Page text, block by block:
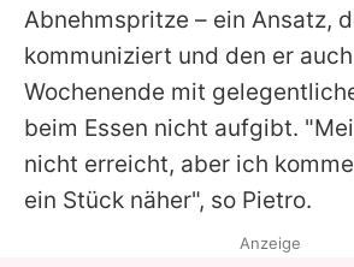
Abnehmspritze – ein Ansatz,
kommuniziert und den er
Wochenende mit
beim Essen nicht aufgibt.
nicht erreicht, aber ich
ein Stück näher", so Pietro.
Anzeige